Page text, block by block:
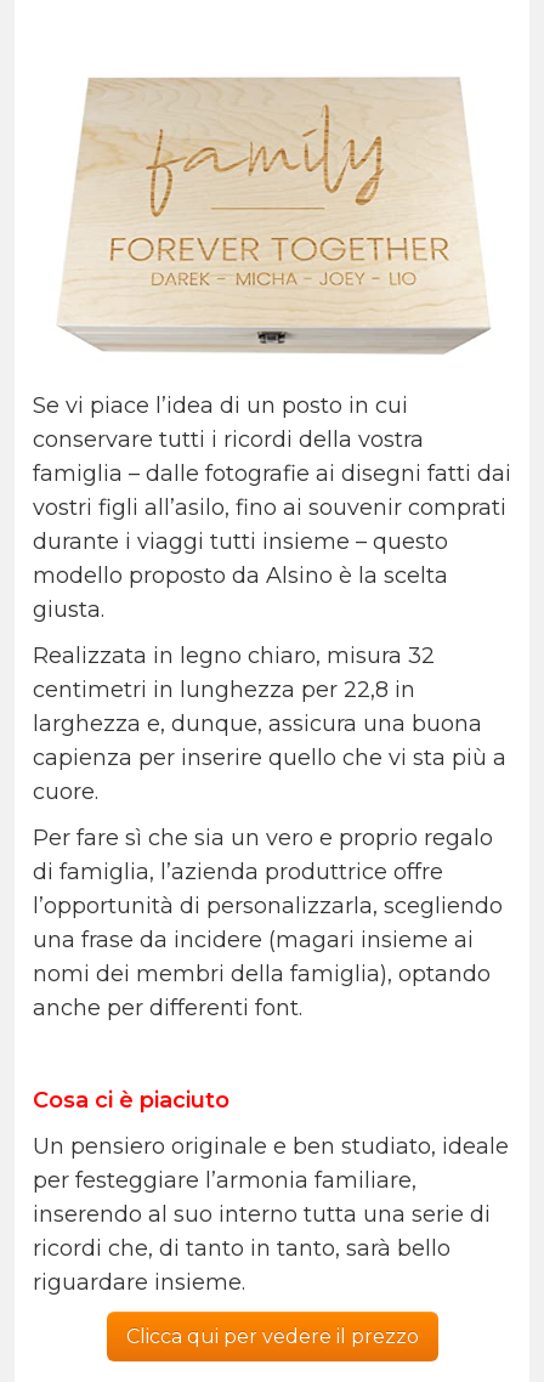
Se vi piace l’idea di un posto in cui
conservare tutti i ricordi della vostra
famiglia – dalle fotografie ai disegni fatti dai
vostri figli all’asilo, fino ai souvenir comprati
durante i viaggi tutti insieme – questo
modello proposto da Alsino è la scelta
giusta.
Realizzata in legno chiaro, misura 32
centimetri in lunghezza per 22,8 in
larghezza e, dunque, assicura una buona
capienza per inserire quello che vi sta più a
cuore.
Per fare sì che sia un vero e proprio regalo
di famiglia, l’azienda produttrice offre
l’opportunità di personalizzarla, scegliendo
una frase da incidere (magari insieme ai
nomi dei membri della famiglia), optando
anche per differenti font.
Cosa ci è piaciuto
Un pensiero originale e ben studiato, ideale
per festeggiare l’armonia familiare,
inserendo al suo interno tutta una serie di
ricordi che, di tanto in tanto, sarà bello
riguardare insieme.
Clicca qui per vedere il prezzo